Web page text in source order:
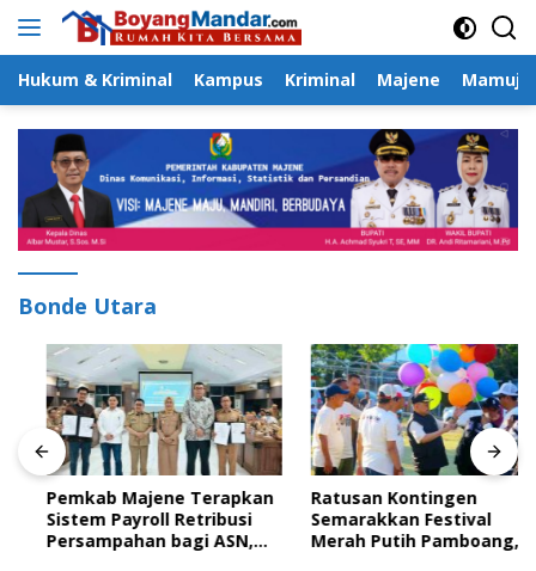
Langsung
Hukum & Kriminal Kampus Kriminal Majene Mamuju
Bonde Utara
Pemkab Majene Terapkan
Sistem Payroll Retribusi
Persampahan bagi ASN,
Ratusan Kontingen
Semarakkan Festival
Merah Putih Pamboang,